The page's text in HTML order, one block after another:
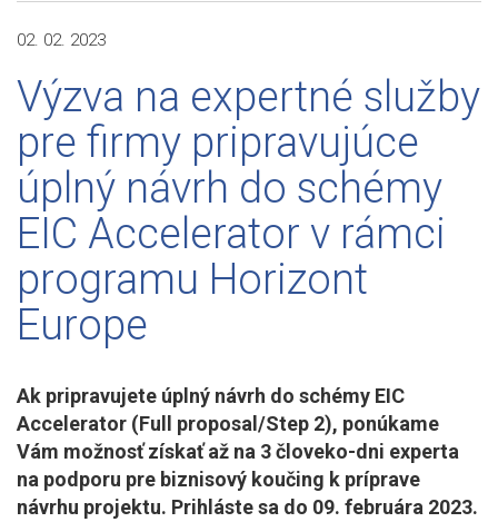
02. 02. 2023
Výzva na expertné služby
pre firmy pripravujúce
úplný návrh do schémy
EIC Accelerator v rámci
programu Horizont
Europe
Ak pripravujete úplný návrh do schémy EIC
Accelerator (Full proposal/Step 2), ponúkame
Vám možnosť získať až na 3 človeko-dni experta
na podporu pre biznisový koučing k príprave
návrhu projektu. Prihláste sa do 09. februára 2023.